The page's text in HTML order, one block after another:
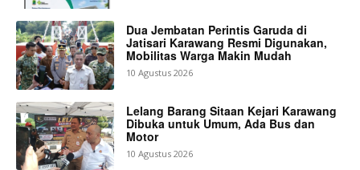
Dua Jembatan Perintis Garuda di
Jatisari Karawang Resmi Digunakan,
Mobilitas Warga Makin Mudah
10 Agustus 2026
Lelang Barang Sitaan Kejari Karawang
Dibuka untuk Umum, Ada Bus dan
Motor
10 Agustus 2026